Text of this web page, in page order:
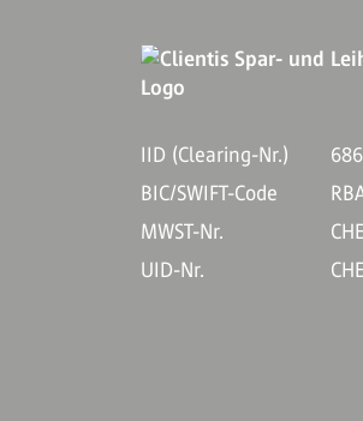
IID (Clearing-Nr.)
BIC/SWIFT-Code
MWST-Nr.
UID-Nr.